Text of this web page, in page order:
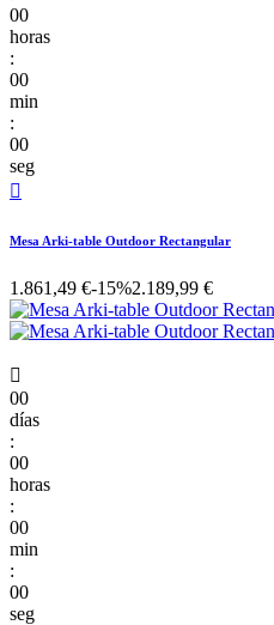
00
horas
:
00
min
:
00
seg

Mesa Arki-table Outdoor Rectangular
1.861,49 €-15%2.189,99 €

00
días
:
00
horas
:
00
min
:
00
seg